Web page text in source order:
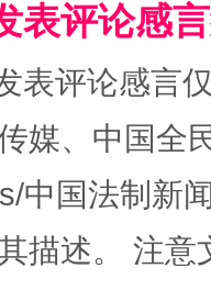
房 除
表评论感
表评论感言
媒、中国全
中国法制新
描述。 注